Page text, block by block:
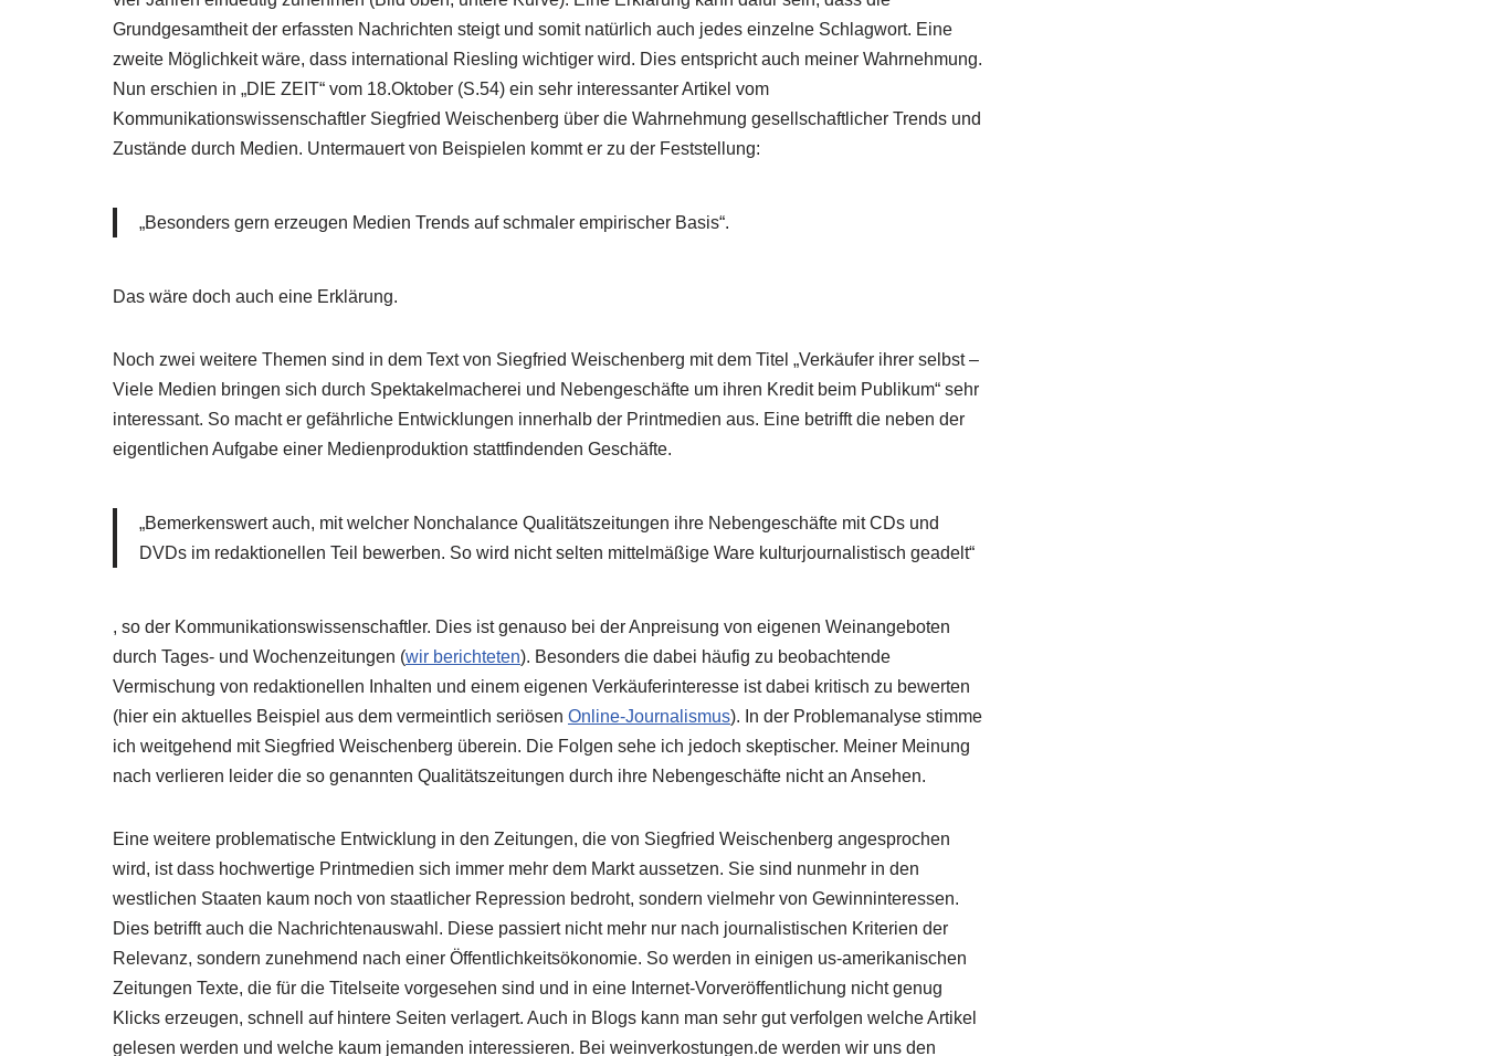
Grundgesamtheit der erfassten Nachrichten steigt und somit natürlich auch jedes einzelne Schlagwort. Eine
zweite Möglichkeit wäre, dass international Riesling wichtiger wird. Dies entspricht auch meiner Wahrnehmung.
Nun erschien in „DIE ZEIT“ vom 18.Oktober (S.54) ein sehr interessanter Artikel vom
Kommunikationswissenschaftler Siegfried Weischenberg über die Wahrnehmung gesellschaftlicher Trends und
Zustände durch Medien. Untermauert von Beispielen kommt er zu der Feststellung:
„Besonders gern erzeugen Medien Trends auf schmaler empirischer Basis“.
Das wäre doch auch eine Erklärung.
Noch zwei weitere Themen sind in dem Text von Siegfried Weischenberg mit dem Titel „Verkäufer ihrer selbst –
Viele Medien bringen sich durch Spektakelmacherei und Nebengeschäfte um ihren Kredit beim Publikum“ sehr
interessant. So macht er gefährliche Entwicklungen innerhalb der Printmedien aus. Eine betrifft die neben der
eigentlichen Aufgabe einer Medienproduktion stattfindenden Geschäfte.
„Bemerkenswert auch, mit welcher Nonchalance Qualitätszeitungen ihre Nebengeschäfte mit CDs und
DVDs im redaktionellen Teil bewerben. So wird nicht selten mittelmäßige Ware kulturjournalistisch geadelt“
, so der Kommunikationswissenschaftler. Dies ist genauso bei der Anpreisung von eigenen Weinangeboten
durch Tages- und Wochenzeitungen (wir berichteten). Besonders die dabei häufig zu beobachtende
Vermischung von redaktionellen Inhalten und einem eigenen Verkäuferinteresse ist dabei kritisch zu bewerten
(hier ein aktuelles Beispiel aus dem vermeintlich seriösen Online-Journalismus). In der Problemanalyse stimme
ich weitgehend mit Siegfried Weischenberg überein. Die Folgen sehe ich jedoch skeptischer. Meiner Meinung
nach verlieren leider die so genannten Qualitätszeitungen durch ihre Nebengeschäfte nicht an Ansehen.
Eine weitere problematische Entwicklung in den Zeitungen, die von Siegfried Weischenberg angesprochen
wird, ist dass hochwertige Printmedien sich immer mehr dem Markt aussetzen. Sie sind nunmehr in den
westlichen Staaten kaum noch von staatlicher Repression bedroht, sondern vielmehr von Gewinninteressen.
Dies betrifft auch die Nachrichtenauswahl. Diese passiert nicht mehr nur nach journalistischen Kriterien der
Relevanz, sondern zunehmend nach einer Öffentlichkeitsökonomie. So werden in einigen us-amerikanischen
Zeitungen Texte, die für die Titelseite vorgesehen sind und in eine Internet-Vorveröffentlichung nicht genug
Klicks erzeugen, schnell auf hintere Seiten verlagert. Auch in Blogs kann man sehr gut verfolgen welche Artikel
gelesen werden und welche kaum jemanden interessieren. Bei weinverkostungen.de werden wir uns den